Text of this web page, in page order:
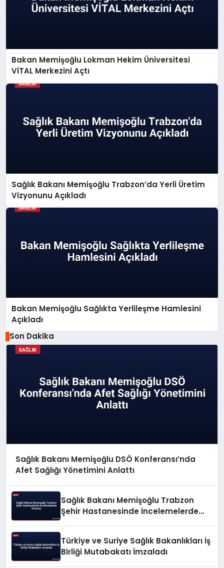
Bakan Memişoğlu Lokman Hekim Üniversitesi
VİTAL Merkezini Açtı
Sağlık Bakanı Memişoğlu Trabzon’da Yerli Üretim
Vizyonunu Açıkladı
Bakan Memişoğlu Sağlıkta Yerlileşme Hamlesini
Açıkladı
Son Dakika
Sağlık Bakanı Memişoğlu DSÖ Konferansı’nda
Afet Sağlığı Yönetimini Anlattı
Sağlık Bakanı Memişoğlu Trabzon
Şehir Hastanesinde İncelemelerde
Türkiye ve Suriye Sağlık Bakanlıkları İş
Birliği Mutabakatı İmzaladı